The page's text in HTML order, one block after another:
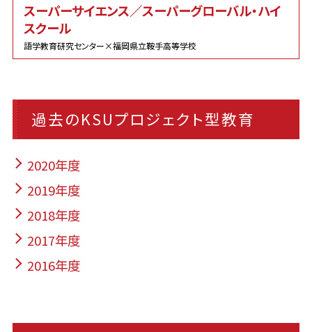
スーパーサイエンス／スーパーグローバル・ハイ
スクール
語学教育研究センター×福岡県立鞍手高等学校
過去のKSUプロジェクト型教育
2020年度
2019年度
2018年度
2017年度
2016年度